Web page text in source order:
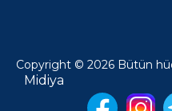
Copyright © 2026 Bütün
Midiya